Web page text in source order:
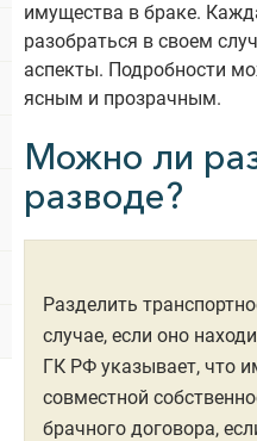
имущества в браке.
разобраться в своем
аспекты. Подробности
ясным и прозрачным.
Можно ли
разводе?
Разделить
случае, если оно
ГК РФ указывает, что
совместной
брачного договора,